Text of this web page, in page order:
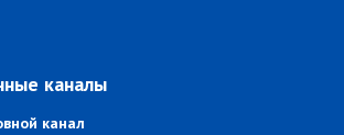
каналы
канал